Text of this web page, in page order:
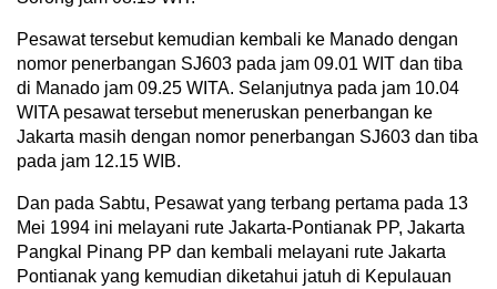
Pesawat tersebut kemudian kembali ke Manado dengan
nomor penerbangan SJ603 pada jam 09.01 WIT dan tiba
di Manado jam 09.25 WITA. Selanjutnya pada jam 10.04
WITA pesawat tersebut meneruskan penerbangan ke
Jakarta masih dengan nomor penerbangan SJ603 dan tiba
pada jam 12.15 WIB.
Dan pada Sabtu, Pesawat yang terbang pertama pada 13
Mei 1994 ini melayani rute Jakarta-Pontianak PP, Jakarta
Pangkal Pinang PP dan kembali melayani rute Jakarta
Pontianak yang kemudian diketahui jatuh di Kepulauan